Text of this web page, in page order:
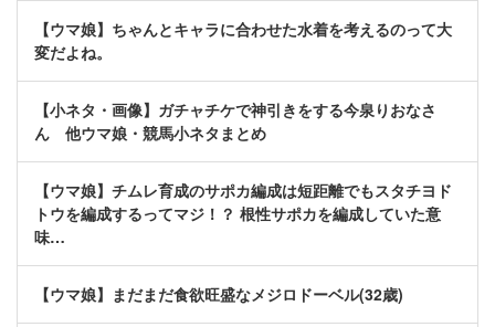
【ウマ娘】ちゃんとキャラに合わせた水着を考えるのって大
変だよね。
【小ネタ・画像】ガチャチケで神引きをする今泉りおなさ
ん 他ウマ娘・競馬小ネタまとめ
【ウマ娘】チムレ育成のサポカ編成は短距離でもスタチヨド
トウを編成するってマジ！？ 根性サポカを編成していた意
味…
【ウマ娘】まだまだ食欲旺盛なメジロドーベル(32歳)